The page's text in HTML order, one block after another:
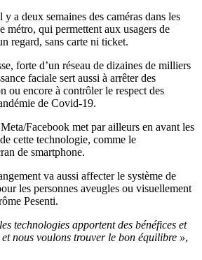
a deux semaines des caméras dans les
métro, qui permettent aux usagers de
regard, sans carte ni ticket.
forte d’un réseau de dizaines de milliers
faciale sert aussi à arrêter des
ou encore à contrôler le respect des
de Covid-19.
Facebook met par ailleurs en avant les
cette technologie, comme le
de smartphone.
va aussi affecter le système de
les personnes aveugles ou visuellement
Pesenti.
technologies apportent des bénéfices et
nous voulons trouver le bon équilibre »,